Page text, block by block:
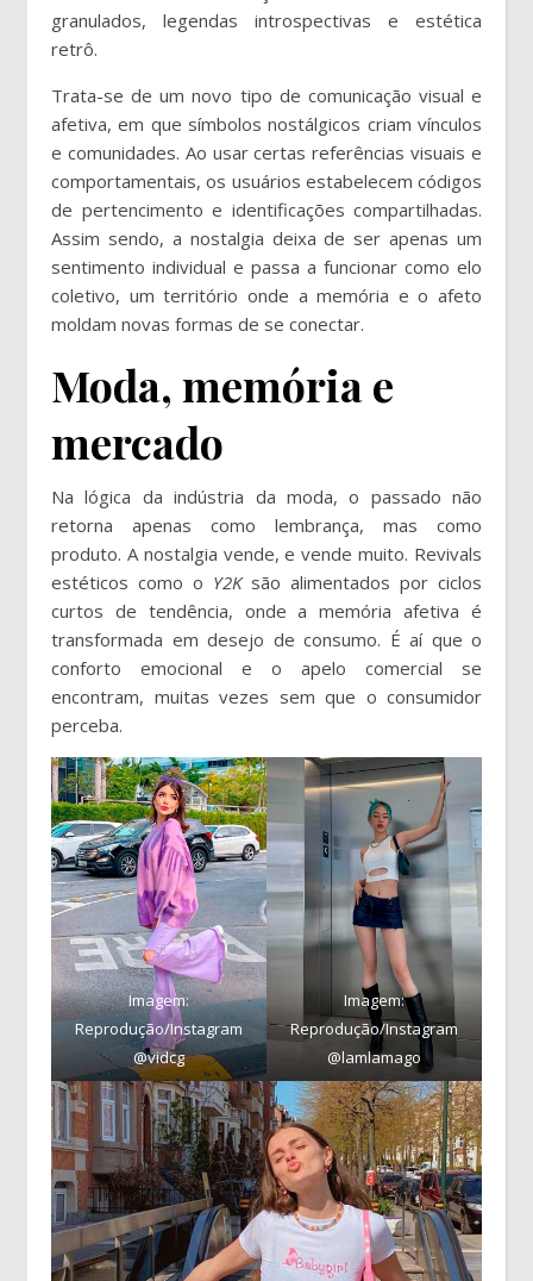
granulados, legendas introspectivas e estética
retrô.
Trata-se de um novo tipo de comunicação visual e
afetiva, em que símbolos nostálgicos criam vínculos
e comunidades. Ao usar certas referências visuais e
comportamentais, os usuários estabelecem códigos
de pertencimento e identificações compartilhadas.
Assim sendo, a nostalgia deixa de ser apenas um
sentimento individual e passa a funcionar como elo
coletivo, um território onde a memória e o afeto
moldam novas formas de se conectar.
Moda, memória e
mercado
Na lógica da indústria da moda, o passado não
retorna apenas como lembrança, mas como
produto. A nostalgia vende, e vende muito. Revivals
estéticos como o Y2Ksão alimentados por ciclos
curtos de tendência, onde a memória afetiva é
transformada em desejo de consumo. É aí que o
conforto emocional e o apelo comercial se
encontram, muitas vezes sem que o consumidor
perceba.
Imagem:
Reprodução/Instagram
@vidcg
Imagem:
Reprodução/Instagram
@lamlamago